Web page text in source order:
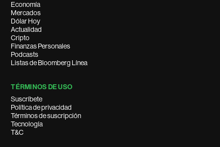
Economía
Mercados
Dólar Hoy
Actualidad
Cripto
Finanzas Personales
Podcasts
Listas de Bloomberg Línea
TÉRMINOS DE USO
Suscríbete
Política de privacidad
Términos de suscripción
Tecnología
T&C